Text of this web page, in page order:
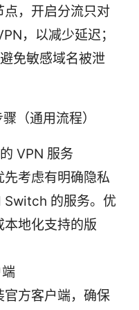
点，开启分流只对
，以减少延迟；
免敏感域名被泄
（通用流程）
VPN 服务
考虑有明确隐私
Switch 的服务。优
地化支持的版
方客户端，确保